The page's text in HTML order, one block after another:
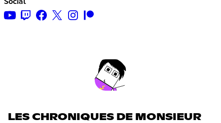
LES CHRONIQUES DE MONSIEUR